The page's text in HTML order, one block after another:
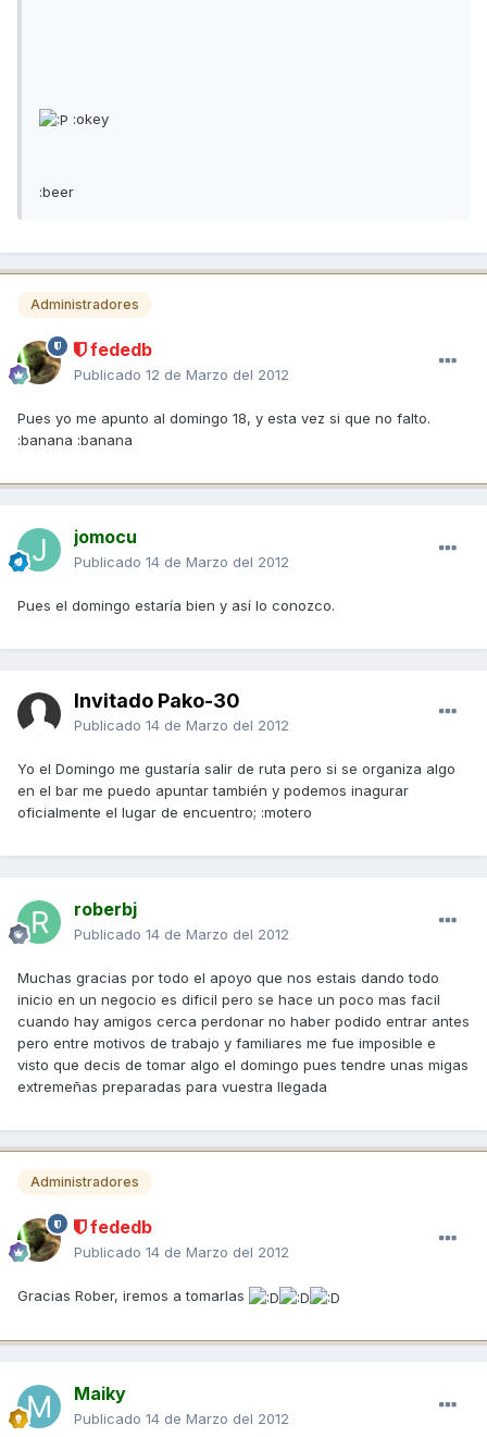
:okey
:beer
Administradores
fededb
Publicado 12 de Marzo del 2012
Pues yo me apunto al domingo 18, y esta vez si que no falto.
:banana :banana
jomocu
Publicado 14 de Marzo del 2012
Pues el domingo estaría bien y así lo conozco.
Invitado Pako-30
Publicado 14 de Marzo del 2012
Yo el Domingo me gustaría salir de ruta pero si se organiza algo
en el bar me puedo apuntar también y podemos inagurar
oficialmente el lugar de encuentro; :motero
roberbj
Publicado 14 de Marzo del 2012
Muchas gracias por todo el apoyo que nos estais dando todo
inicio en un negocio es dificil pero se hace un poco mas facil
cuando hay amigos cerca perdonar no haber podido entrar antes
pero entre motivos de trabajo y familiares me fue imposible e
visto que decis de tomar algo el domingo pues tendre unas migas
extremeñas preparadas para vuestra llegada
Administradores
fededb
Publicado 14 de Marzo del 2012
Gracias Rober, iremos a tomarlas
Maiky
Publicado 14 de Marzo del 2012